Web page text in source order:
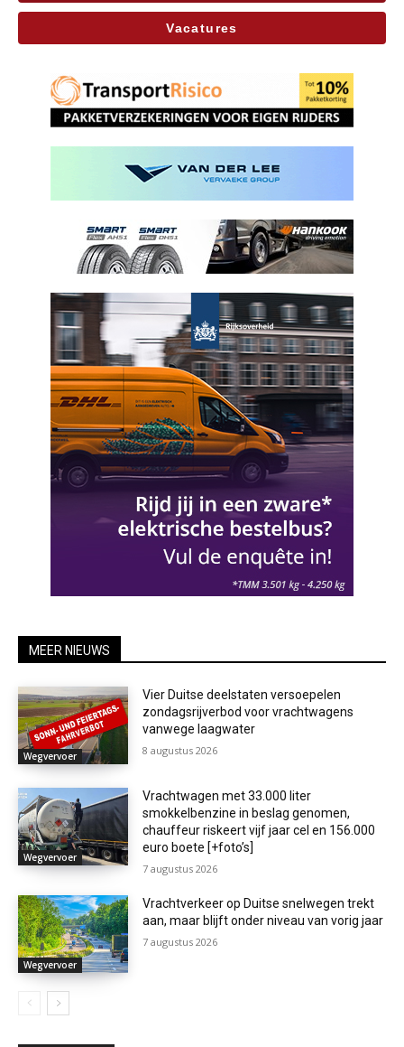
Vacatures
MEER NIEUWS
Wegvervoer
Vier Duitse deelstaten versoepelen
zondagsrijverbod voor vrachtwagens
vanwege laagwater
8 augustus 2026
Wegvervoer
Vrachtwagen met 33.000 liter
smokkelbenzine in beslag genomen,
chauffeur riskeert vijf jaar cel en 156.000
euro boete [+foto’s]
7 augustus 2026
Wegvervoer
Vrachtverkeer op Duitse snelwegen trekt
aan, maar blijft onder niveau van vorig jaar
7 augustus 2026